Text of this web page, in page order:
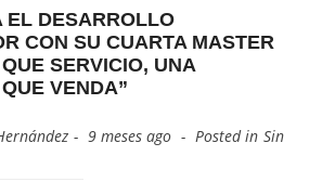
EL DESARROLLO
CON SU CUARTA MASTER
SERVICIO, UNA
VENDA”
9 meses ago Posted in Sin